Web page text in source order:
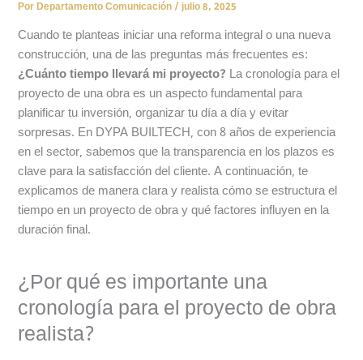
PorDepartamento Comunicación/julio 8, 2025
Cuando te planteas iniciar una reforma integral o una nueva
construcción, una de las preguntas más frecuentes es:
¿Cuánto tiempo llevará mi proyecto? La cronología para el
proyecto de una obra es un aspecto fundamental para
planificar tu inversión, organizar tu día a día y evitar
sorpresas. En DYPA BUILTECH, con 8 años de experiencia
en el sector, sabemos que la transparencia en los plazos es
clave para la satisfacción del cliente. A continuación, te
explicamos de manera clara y realista cómo se estructura el
tiempo en un proyecto de obra y qué factores influyen en la
duración final.
¿Por qué es importante una
cronología para el proyecto de obra
realista?